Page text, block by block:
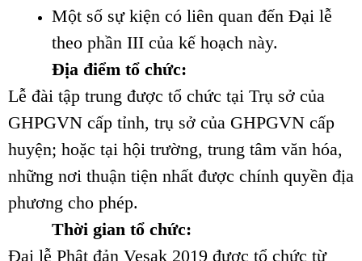
Một số sự kiện có liên quan đến Đại lễ
theo phần III của kế hoạch này.
Địa điểm tổ chức:
Lễ đài tập trung được tổ chức tại Trụ sở của
GHPGVN cấp tỉnh, trụ sở của GHPGVN cấp
huyện; hoặc tại hội trường, trung tâm văn hóa,
những nơi thuận tiện nhất được chính quyền địa
phương cho phép.
Thời gian tổ chức:
Đại lễ Phật đản Vesak 2019 được tổ chức từ